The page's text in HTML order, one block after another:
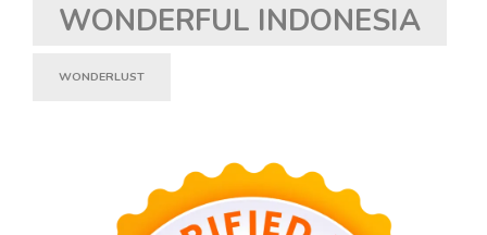
WONDERFUL INDONESIA
WONDERLUST